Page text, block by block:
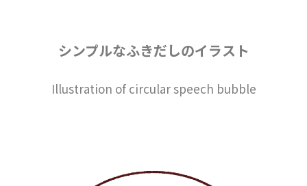
シンプルなふきだしのイラスト
Illustration of circular speech bubble